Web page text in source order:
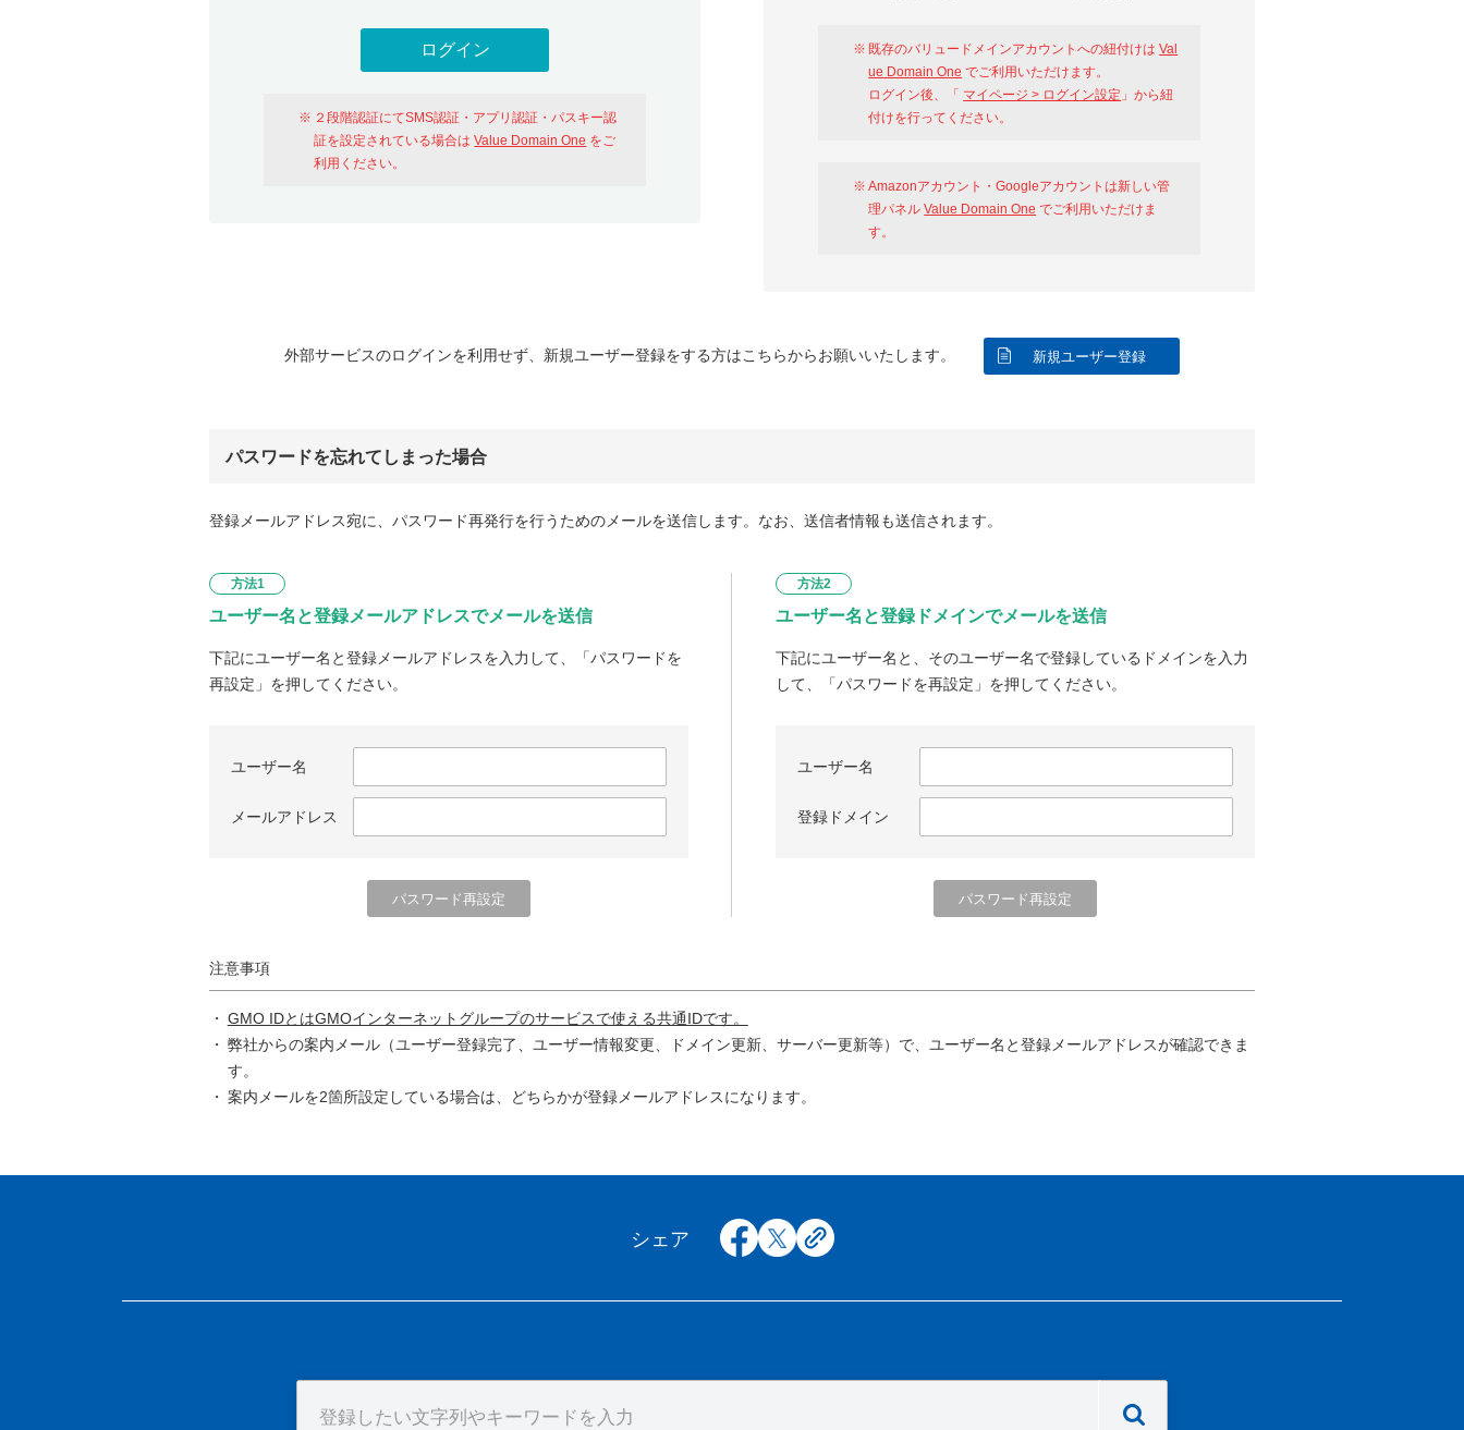
２段階認証にてSMS認証・アプリ認証・パスキー認
証を設定されている場合はValue Domain One をご
利用ください。
既存のバリュードメインアカウントへの紐付けはVal
ue Domain One でご利用いただけます。
ログイン後、「 マイページ > ログイン設定 」から紐
付けを行ってください。
Amazonアカウント・Googleアカウントは新しい管
理パネルValue Domain One でご利用いただけま
す。
外部サービスのログインを利用せず、新規ユーザー登録をする方はこちらからお願いいたします。 新規ユーザー登録
パスワードを忘れてしまった場合
登録メールアドレス宛に、パスワード再発行を行うためのメールを送信します。なお、送信者情報も送信されます。
方法1
ユーザー名と登録メールアドレスでメールを送信
下記にユーザー名と登録メールアドレスを入力して、「パスワードを
再設定」を押してください。
ユーザー名
メールアドレス
方法2
ユーザー名と登録ドメインでメールを送信
下記にユーザー名と、そのユーザー名で登録しているドメインを入力
して、「パスワードを再設定」を押してください。
ユーザー名
登録ドメイン
注意事項
GMO IDとはGMOインターネットグループのサービスで使える共通IDです。
弊社からの案内メール（ユーザー登録完了、ユーザー情報変更、ドメイン更新、サーバー更新等）で、ユーザー名と登録メールアドレスが確認できま
す。
案内メールを2箇所設定している場合は、どちらかが登録メールアドレスになります。
シェア facebook
x copy